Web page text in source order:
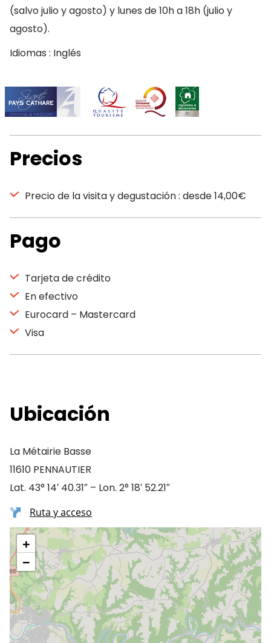
(salvo julio y agosto) y lunes de 10h a 18h (julio y
agosto).
Idiomas : Inglés
Precios
Precio de la visita y degustación : desde 14,00€
Pago
Tarjeta de crédito
En efectivo
Eurocard – Mastercard
Visa
Ubicación
La Métairie Basse
11610 PENNAUTIER
Lat. 43° 14′ 40.31″ – Lon. 2° 18′ 52.21″
Ruta y acceso
+
−